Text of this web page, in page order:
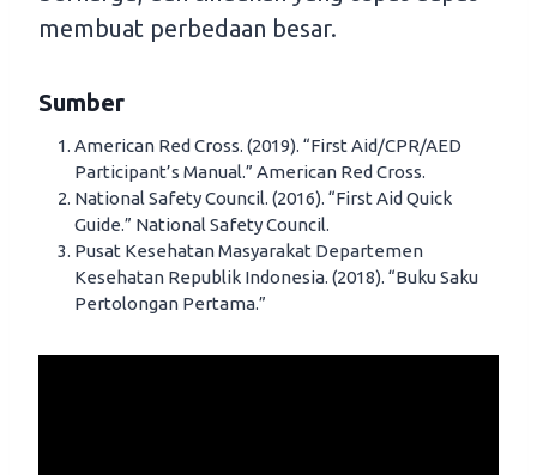
membuat perbedaan besar.
Sumber
American Red Cross. (2019). “First Aid/CPR/AED
Participant’s Manual.” American Red Cross.
National Safety Council. (2016). “First Aid Quick
Guide.” National Safety Council.
Pusat Kesehatan Masyarakat Departemen
Kesehatan Republik Indonesia. (2018). “Buku Saku
Pertolongan Pertama.”